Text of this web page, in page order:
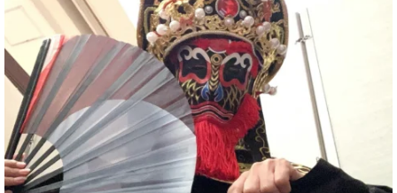
#白浜町
#変面ショー
#イベント
#宴会
#余興
2 X
さらに読み込む